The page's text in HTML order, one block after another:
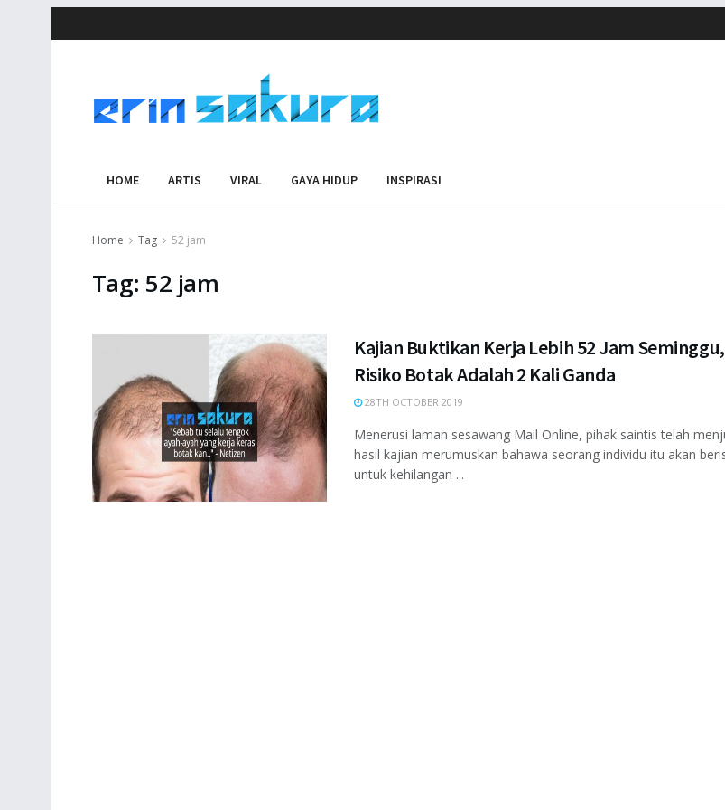
HOME ARTIS VIRAL GAYA HIDUP INSPIRASI
Home Tag 52 jam
Tag: 52 jam
Kajian Buktikan Kerja Lebih 52 Jam Seminggu,
Risiko Botak Adalah 2 Kali Ganda
28TH OCTOBER 2019
Menerusi laman sesawang Mail Online, pihak saintis telah
hasil kajian merumuskan bahawa seorang individu itu akan
untuk kehilangan ...